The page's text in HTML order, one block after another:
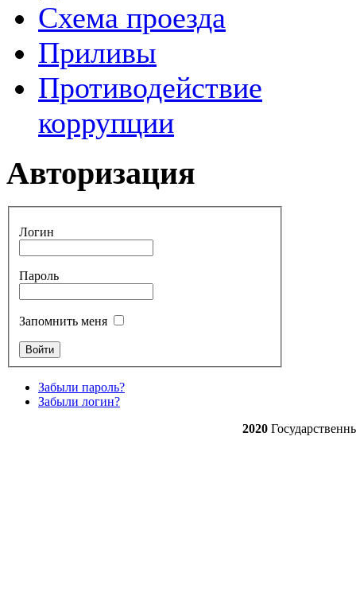
Схема проезда
Приливы
Противодействие
коррупции
Авторизация
Логин
Пароль
Запомнить меня
Забыли пароль?
Забыли логин?
2020